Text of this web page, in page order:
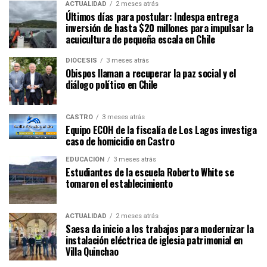
ACTUALIDAD 2 meses atrás
Últimos días para postular: Indespa entrega
inversión de hasta $20 millones para impulsar la
acuicultura de pequeña escala en Chile
DIÓCESIS 3 meses atrás
Obispos llaman a recuperar la paz social y el
diálogo político en Chile
CASTRO 3 meses atrás
Equipo ECOH de la fiscalía de Los Lagos investiga
caso de homicidio en Castro
EDUCACIÓN 3 meses atrás
Estudiantes de la escuela Roberto White se
tomaron el establecimiento
ACTUALIDAD 2 meses atrás
Saesa da inicio a los trabajos para modernizar la
instalación eléctrica de iglesia patrimonial en
Villa Quinchao